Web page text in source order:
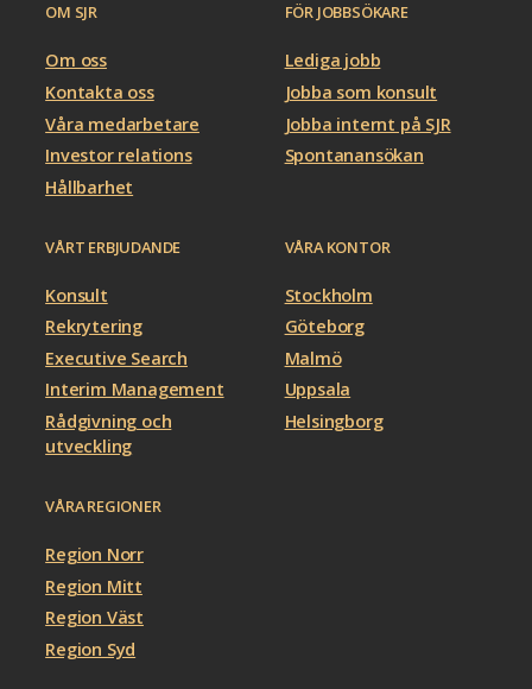
OM SJR
Om oss
Kontakta oss
Våra medarbetare
Investor relations
Hållbarhet
FÖR JOBBSÖKARE
Lediga jobb
Jobba som konsult
Jobba internt på SJR
Spontanansökan
VÅRT ERBJUDANDE
Konsult
Rekrytering
Executive Search
Interim Management
Rådgivning och
utveckling
VÅRA KONTOR
Stockholm
Göteborg
Malmö
Uppsala
Helsingborg
VÅRA REGIONER
Region Norr
Region Mitt
Region Väst
Region Syd